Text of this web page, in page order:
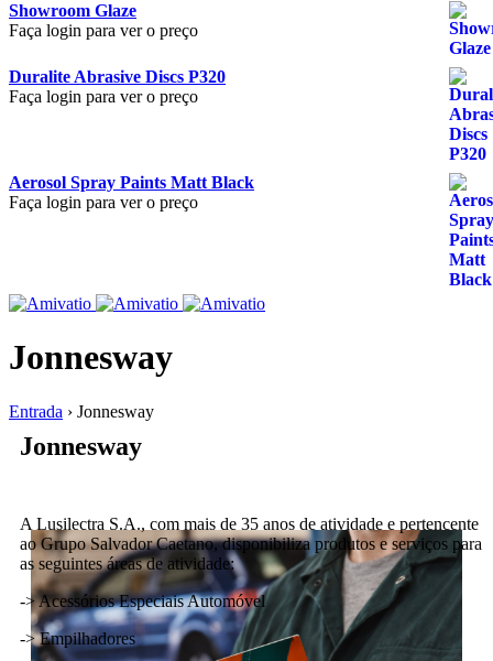
Showroom Glaze
Faça login para ver o preço
Duralite Abrasive Discs P320
Faça login para ver o preço
Aerosol Spray Paints Matt Black
Faça login para ver o preço
Jonnesway
Entrada › Jonnesway
Jonnesway
A Lusilectra S.A., com mais de 35 anos de atividade e pertencente
ao Grupo Salvador Caetano, disponibiliza produtos e serviços para
as seguintes áreas de atividade:
-> Acessórios Especiais Automóvel
-> Empilhadores